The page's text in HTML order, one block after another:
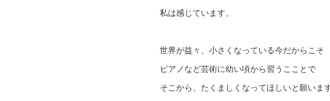
私は感じています。
世界が益々、小さくなっている今だからこそ
ピアノなど芸術に幼い頃から習うこことで
そこから、たくましくなってほしいと願います